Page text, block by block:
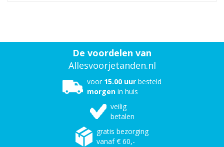
De voordelen van
Allesvoorjetanden.nl
voor 15.00 uur besteld
morgen in huis
veilig
betalen
gratis bezorging
vanaf € 60,-